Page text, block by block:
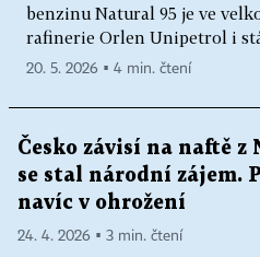
benzinu Natural 95 je ve
rafinerie Orlen Unipetrol i
20. 5. 2026 ▪ 4 min. čtení
Česko závisí na naftě z
se stal národní zájem.
navíc v ohrožení
24. 4. 2026 ▪ 3 min. čtení